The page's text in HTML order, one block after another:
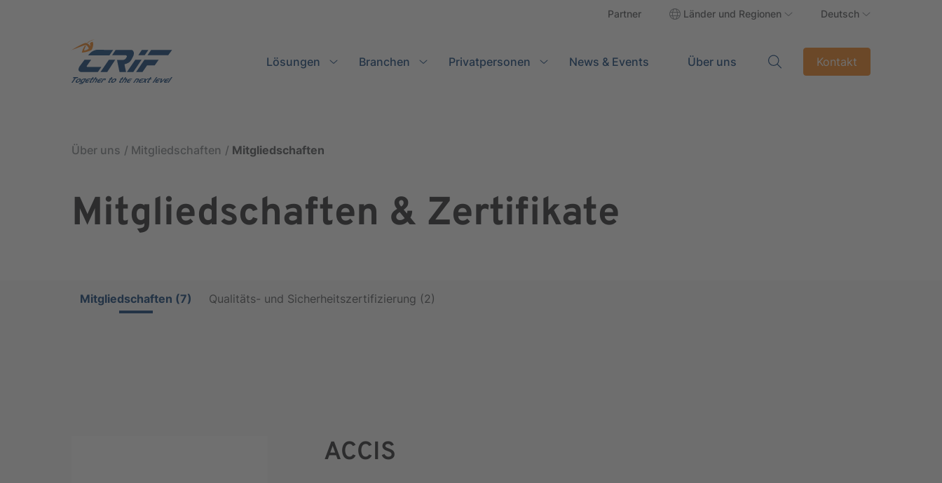
Partner Länder und Regionen Deutsch
Lösungen Branchen Privatpersonen News & Events Über uns
Search Kontakt
Über uns Mitgliedschaften Mitgliedschaften
Mitgliedschaften & Zertifikate
Mitgliedschaften (7) Qualitäts- und Sicherheitszertifizierung (2)
ACCIS